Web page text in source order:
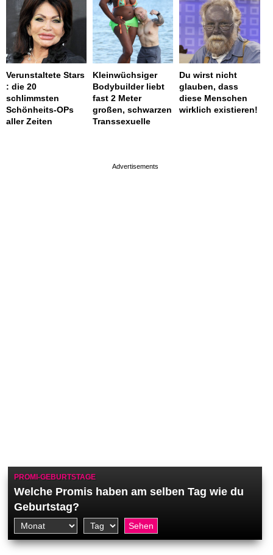
Verunstaltete Stars
: die 20
schlimmsten
Schönheits-OPs
aller Zeiten
Kleinwüchsiger
Bodybuilder liebt
fast 2 Meter
großen, schwarzen
Transsexuelle
Du wirst nicht
glauben, dass
diese Menschen
wirklich existieren!
PROMI-GEBURTSTAGE
Welche Promis haben am selben Tag wie du
Geburtstag?